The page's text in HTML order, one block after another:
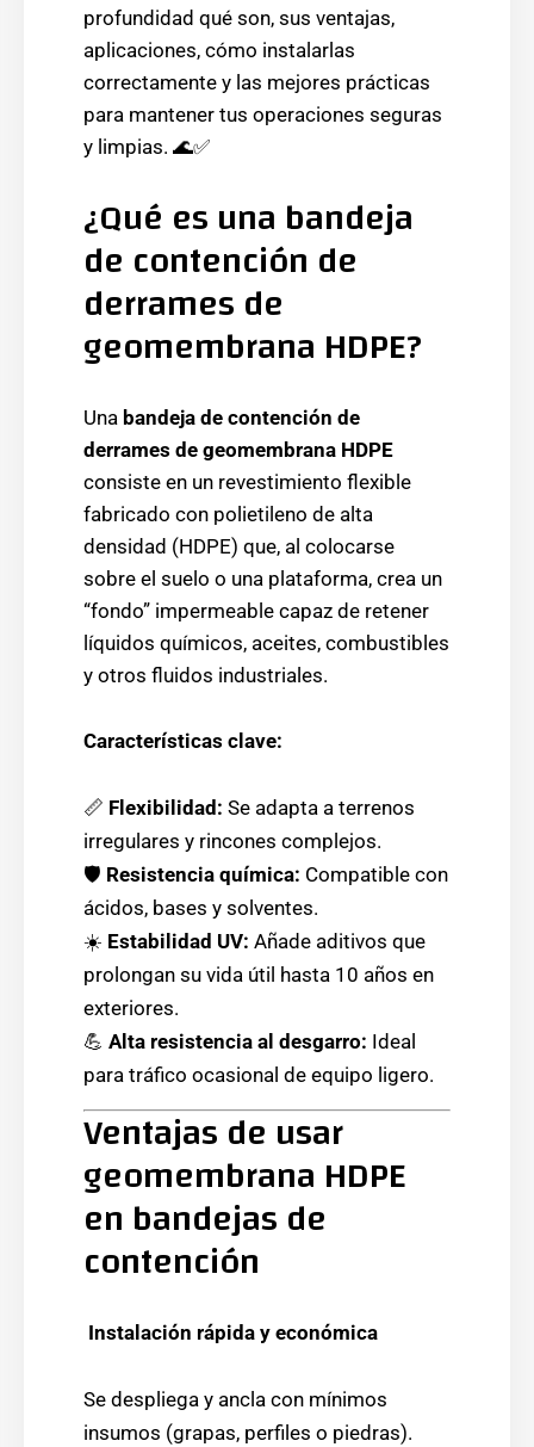
profundidad qué son, sus ventajas,
aplicaciones, cómo instalarlas
correctamente y las mejores prácticas
para mantener tus operaciones seguras
y limpias. 🌊✅
¿Qué es una bandeja
de contención de
derrames de
geomembrana HDPE?
Una bandeja de contención de
derrames de geomembrana HDPE
consiste en un revestimiento flexible
fabricado con polietileno de alta
densidad (HDPE) que, al colocarse
sobre el suelo o una plataforma, crea un
“fondo” impermeable capaz de retener
líquidos químicos, aceites, combustibles
y otros fluidos industriales.
Características clave:
📏 Flexibilidad: Se adapta a terrenos
irregulares y rincones complejos.
🛡️ Resistencia química: Compatible con
ácidos, bases y solventes.
☀️ Estabilidad UV: Añade aditivos que
prolongan su vida útil hasta 10 años en
exteriores.
💪 Alta resistencia al desgarro: Ideal
para tráfico ocasional de equipo ligero.
Ventajas de usar
geomembrana HDPE
en bandejas de
contención
Instalación rápida y económica
Se despliega y ancla con mínimos
insumos (grapas, perfiles o piedras).